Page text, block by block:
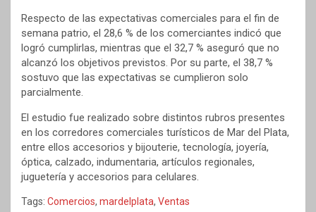
Respecto de las expectativas comerciales para el fin de
semana patrio, el 28,6 % de los comerciantes indicó que
logró cumplirlas, mientras que el 32,7 % aseguró que no
alcanzó los objetivos previstos. Por su parte, el 38,7 %
sostuvo que las expectativas se cumplieron solo
parcialmente.
El estudio fue realizado sobre distintos rubros presentes
en los corredores comerciales turísticos de Mar del Plata,
entre ellos accesorios y bijouterie, tecnología, joyería,
óptica, calzado, indumentaria, artículos regionales,
juguetería y accesorios para celulares.
Tags: Comercios, mardelplata, Ventas